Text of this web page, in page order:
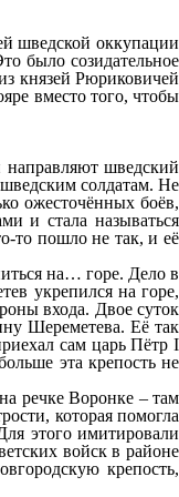
шведской оккупации
было созидательное
князей Рюриковичей
вместо того, чтобы
шведский
солдатам. Не
ожесточённых боёв,
и стала называться
то пошло не так, и её
на… горе. Дело в
укрепился на горе,
входа. Двое суток
Шереметева. Её так
сам царь Пётр I
эта крепость не
речке Воронке – там
которая помогла
этого имитировали
войск в районе
крепость,